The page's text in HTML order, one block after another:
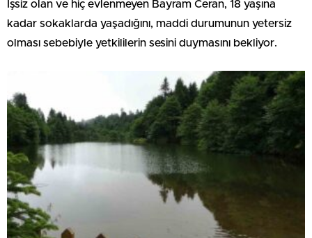
İşsiz olan ve hiç evlenmeyen Bayram Ceran, 18 yaşına
kadar sokaklarda yaşadığını, maddi durumunun yetersiz
olması sebebiyle yetkililerin sesini duymasını bekliyor.